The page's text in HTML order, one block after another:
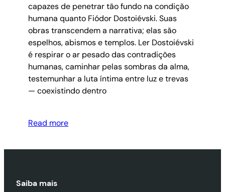
capazes de penetrar tão fundo na condição
humana quanto Fiódor Dostoiévski. Suas
obras transcendem a narrativa; elas são
espelhos, abismos e templos. Ler Dostoiévski
é respirar o ar pesado das contradições
humanas, caminhar pelas sombras da alma,
testemunhar a luta íntima entre luz e trevas
— coexistindo dentro
Read more
Saiba mais